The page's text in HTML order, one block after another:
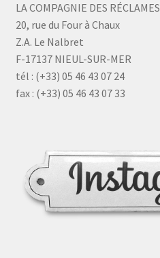
LA COMPAGNIE DES RÉCLAMES
20, rue du Four à Chaux
Z.A. Le Nalbret
F-17137 NIEUL-SUR-MER
tél : (+33) 05 46 43 07 24
fax : (+33) 05 46 43 07 33